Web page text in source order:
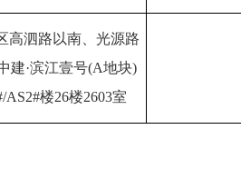
高泗路以南、光源路
建·滨江壹号(A地块)
AS2#楼26楼2603室